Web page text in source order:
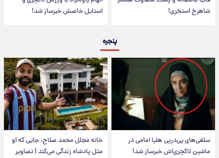
شاهرخ استخری!
استایل خاصش خبرساز شد!
پنجره
سلفی‌های پی‌درپی هلیا امامی در
ماشین لاکچری‌اش خبرساز شد!
خانه مجلل محمد صلاح، جایی که او
مثل پادشاه زندگی می‌کند | تصاویر